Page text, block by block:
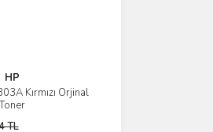
HP
Kırmızı Orjinal
TL
İncele